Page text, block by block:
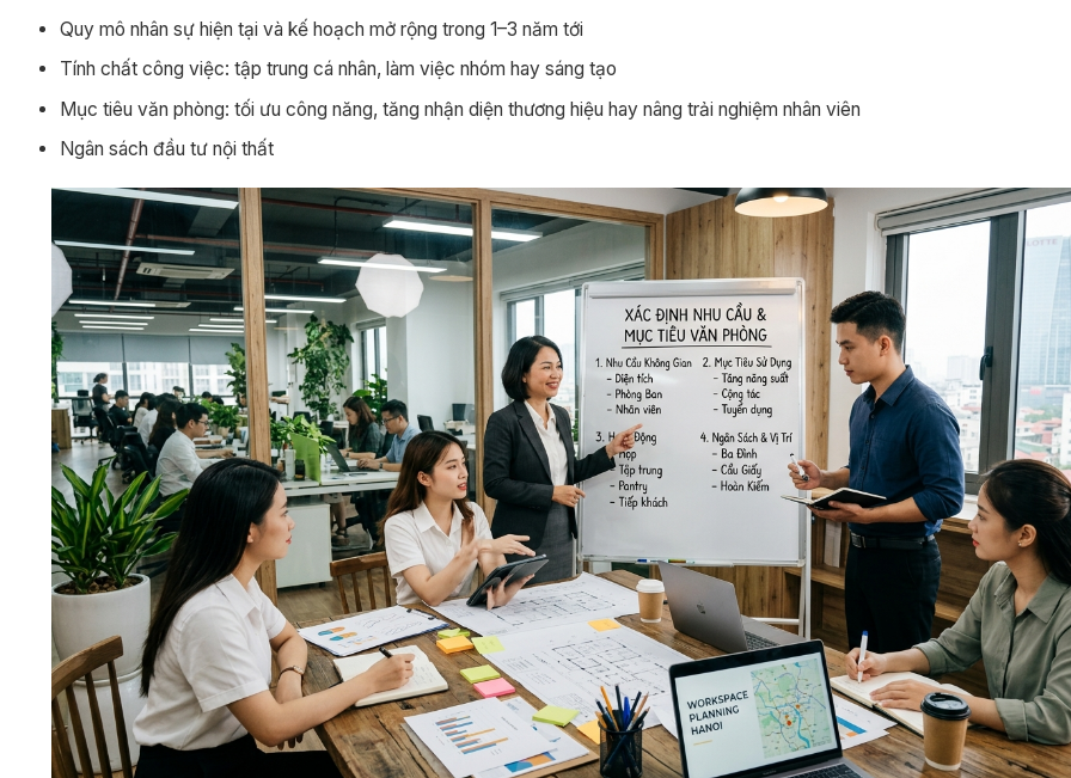
Quy mô nhân sự hiện tại và kế hoạch mở rộng trong 1–3 năm tới
Tính chất công việc: tập trung cá nhân, làm việc nhóm hay sáng tạo
Mục tiêu văn phòng: tối ưu công năng, tăng nhận diện thương hiệu hay nâng trải nghiệm nhân viên
Ngân sách đầu tư nội thất